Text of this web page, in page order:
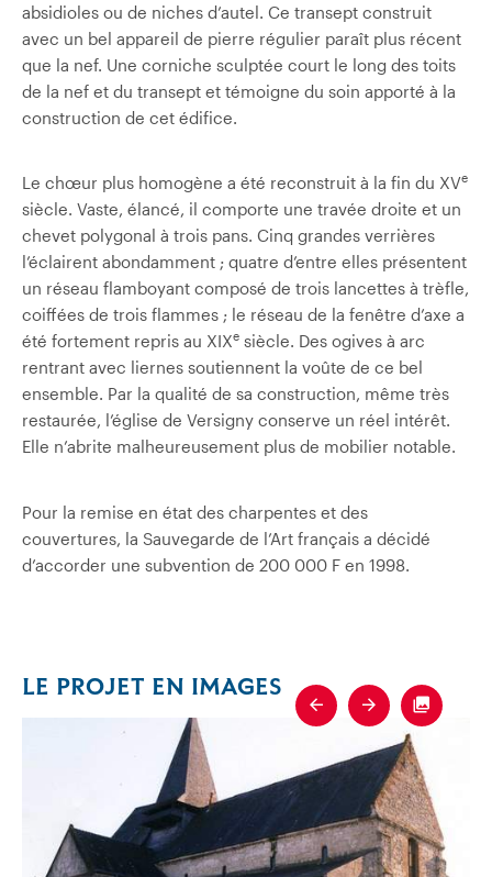
absidioles ou de niches d’autel. Ce transept construit
avec un bel appareil de pierre régulier paraît plus récent
que la nef. Une corniche sculptée court le long des toits
de la nef et du transept et témoigne du soin apporté à la
construction de cet édifice.
Le chœur plus homogène a été reconstruit à la fin du XVe
siècle. Vaste, élancé, il comporte une travée droite et un
chevet polygonal à trois pans. Cinq grandes verrières
l’éclairent abondamment ; quatre d’entre elles présentent
un réseau flamboyant composé de trois lancettes à trèfle,
coiffées de trois flammes ; le réseau de la fenêtre d’axe a
été fortement repris au XIXe siècle. Des ogives à arc
rentrant avec liernes soutiennent la voûte de ce bel
ensemble. Par la qualité de sa construction, même très
restaurée, l’église de Versigny conserve un réel intérêt.
Elle n’abrite malheureusement plus de mobilier notable.
Pour la remise en état des charpentes et des
couvertures, la Sauvegarde de l’Art français a décidé
d’accorder une subvention de 200 000 F en 1998.
LE PROJET EN IMAGES
Previous
Next